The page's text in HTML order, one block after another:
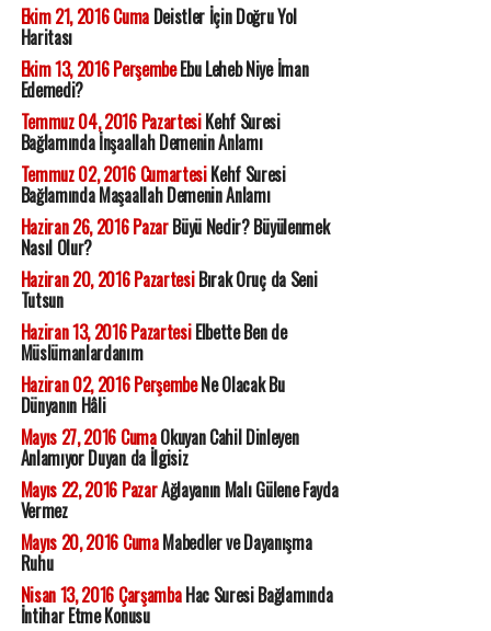
Ekim 21, 2016 CumaDeistler İçin Doğru Yol
Haritası
Ekim 13, 2016 PerşembeEbu Leheb Niye İman
Edemedi?
Temmuz 04, 2016 PazartesiKehf Suresi
Bağlamında İnşaallah Demenin Anlamı
Temmuz 02, 2016 CumartesiKehf Suresi
Bağlamında Maşaallah Demenin Anlamı
Haziran 26, 2016 PazarBüyü Nedir? Büyülenmek
Nasıl Olur?
Haziran 20, 2016 PazartesiBırak Oruç da Seni
Tutsun
Haziran 13, 2016 PazartesiElbette Ben de
Müslümanlardanım
Haziran 02, 2016 PerşembeNe Olacak Bu
Dünyanın Hâli
Mayıs 27, 2016 CumaOkuyan Cahil Dinleyen
Anlamıyor Duyan da İlgisiz
Mayıs 22, 2016 PazarAğlayanın Malı Gülene Fayda
Vermez
Mayıs 20, 2016 CumaMabedler ve Dayanışma
Ruhu
Nisan 13, 2016 ÇarşambaHac Suresi Bağlamında
İntihar Etme Konusu